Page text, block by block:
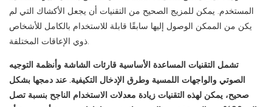
المستخدم. يمكن للمزيج الصحيح من التقنيات أن يجعل الأكشاك التي لم
يكن من الممكن الوصول إليها سابقًا قابلة للاستخدام بالكامل للأشخاص
ذوي الإعاقات المختلفة.
تشمل التقنيات المساعدة الأساسية قارئات الشاشة وأنظمة التوجيه
الصوتي والواجهات اللمسية وطرق الإدخال التكيفية. عند دمجها بشكل
صحيح، يمكن لهذه التقنيات زيادة معدلات الاستخدام الناجح بنسبة تصل